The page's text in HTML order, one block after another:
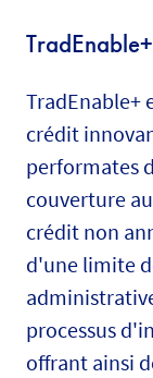
TradEnable+
TradEnable+
crédit
performates
couverture
crédit non
d'une limite
processus
offrant ainsi